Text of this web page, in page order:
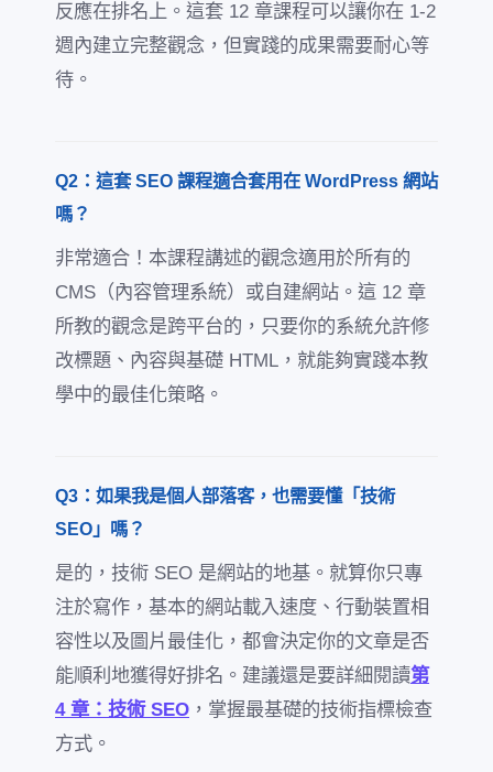
反應在排名上。這套 12 章課程可以讓你在 1-2
週內建立完整觀念，但實踐的成果需要耐心等
待。
Q2：這套 SEO 課程適合套用在 WordPress 網站
嗎？
非常適合！本課程講述的觀念適用於所有的
CMS（內容管理系統）或自建網站。這 12 章
所教的觀念是跨平台的，只要你的系統允許修
改標題、內容與基礎 HTML，就能夠實踐本教
學中的最佳化策略。
Q3：如果我是個人部落客，也需要懂「技術
SEO」嗎？
是的，技術 SEO 是網站的地基。就算你只專
注於寫作，基本的網站載入速度、行動裝置相
容性以及圖片最佳化，都會決定你的文章是否
能順利地獲得好排名。建議還是要詳細閱讀第
4 章：技術 SEO ，掌握最基礎的技術指標檢查
方式。